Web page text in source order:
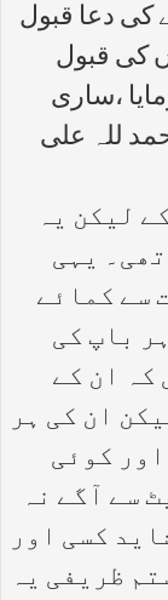
کی دعا قبول
کی قبول
،ساری
للہ علی
لیکن یہ
یہی
سے کمائے
باپ کی
کہ ان کے
ان کی ہر
کوئی
سے آگے نہ
کسی اور
ظریفی یہ